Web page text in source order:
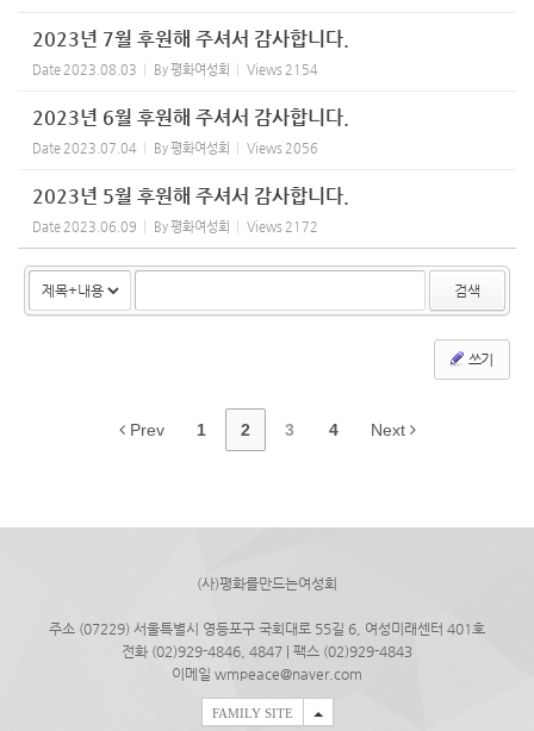
2023년 7월 후원해 주셔서 감사합니다.
Date 2023.08.03 By평화여성회 Views 2154
2023년 6월 후원해 주셔서 감사합니다.
Date 2023.07.04 By평화여성회 Views 2056
2023년 5월 후원해 주셔서 감사합니다.
Date 2023.06.09 By평화여성회 Views 2172
검색
쓰기
Prev 1 2 3 4 Next
(사)평화를만드는여성회
주소 (07229) 서울특별시 영등포구 국회대로 55길 6, 여성미래센터 401호
전화 (02)929-4846, 4847 | 팩스 (02)929-4843
이메일 wmpeace@naver.com
FAMILY SITE